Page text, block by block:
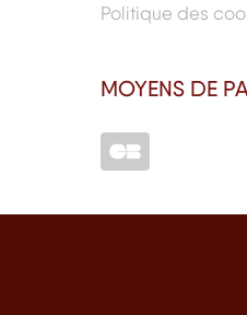
Politique des
MOYENS DE